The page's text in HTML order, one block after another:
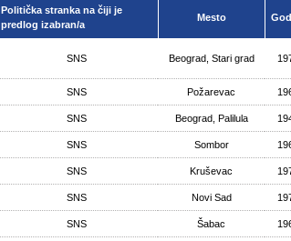
Politička stranka na čiji je
predlog izabran/a
Mesto
SNS Beograd, Stari grad
SNS Požarevac
SNS Beograd, Palilula
SNS Sombor
SNS Kruševac
SNS Novi Sad
SNS Šabac